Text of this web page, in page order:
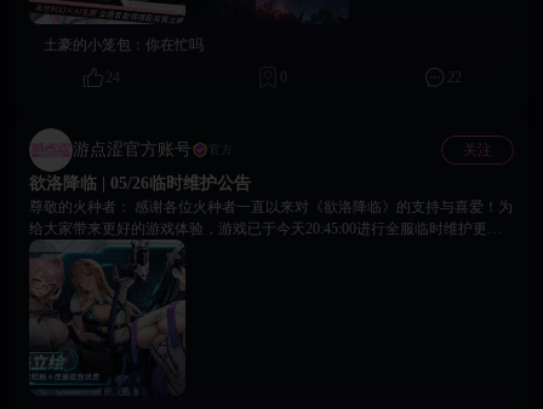
与理解。我们将持续关注游戏体验与稳定性问题，并不断进行优化与改进。
1059083108 玩家交流5群：1059086898 玩家交流6群：1056098479 Telegram：
https://t.me/eroeragame 官方网站：https://eroeragame.com/cn 客服邮箱：
年8月5日
场上成为最亮眼的存在。无论是鼓舞士气还是火力输出，白咲咲都能用自己
呢？ 白咲咲那软萌的猫耳、活力满满的笑容，以及她扛着火箭筒时反差萌的
破坏力……想想就让人期待她在基地里与你互动的模样～ ———— 基地的
吗？” 她抬起头，圆圆的眼睛亮晶晶的，声音软软糯糯，还带着一点点鼻
音，像极了撒娇的小猫。 白咲咲今天只穿了一件宽松的圣光会制服外套，里
面是薄薄的白色吊带，领口微微敞开，露出精致可爱的锁骨和一小片雪白的
肌肤。猫尾巴从外套下摆钻出来，不安分地卷着沙发边缘。 你坐在她对面，
伸手揉了揉她毛茸茸的猫耳。 白咲咲顿时发出满足的“喵呜～”声，整个人都
软软地靠了过来，脸颊贴在你的手臂上轻轻蹭着。 “咲咲最喜欢火种者大人
了……每次被这样摸耳朵，都会觉得全身都热热的……” 她小声说着，尾巴
却越摇越快，忽然“啪”地一下卷住了你的手腕，轻轻拉向自己。 “火种者大
人……咲咲今天在训练场用小绒球把好多敌人轰得乱飞呢！ 队长还夸咲咲火
力很强……可是，咲咲其实更想把这份力气，用在让火种者大人舒服的事情
上……” 说着，她抬起头，用那双水汪汪的眼睛看着你，猫耳微微压低，露
出一点点害羞又期待的表情。 “可以吗？ 咲咲的火箭筒……除了轰敌人之
土豪的小笼包： 你在忙吗
24
22
游点涩官方账号 官方 关注
欲洛降临 | 05/26临时维护公告
尊敬的火种者： 感谢各位火种者一直以来对《欲洛降临》的支持与喜爱！为
给大家带来更好的游戏体验，游戏已于今天20:45:00进行全服临时维护更
新。 目前游戏已针对「失落地」模块进行紧急修复，具体内容如下： 1.修复
【失落地】极限级关卡数值强度过高的问题； 2.修复【失落地】玩家造成0
伤害且无掉落奖励的问题； 3.修复【失落地】玩家数据异常导致白打仍扣除
挑战次数的问题； 4.修复【失落地】已达成解锁条件但无法进入副本的问
题。 游戏目前已完成维护，以上问题已全部修复，请您前往游戏内领取补偿
奖励。如有任何问题欢迎前往18Game平台【客服支持】处联系我们，感谢各
位火种者的反馈与耐心等待！我们会继续努力提升游戏体验。 欲洛降临运营